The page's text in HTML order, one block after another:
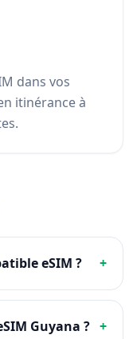
dans vos
itinérance à
eSIM ? +
Guyana ? +